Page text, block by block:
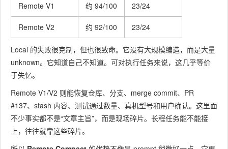
Remote V1 约 94/100 23/24
Remote V2 约 92/100 23/24
Local 的失败很克制，但也很致命。它没有大规模编造，而是大量
unknown。它知道自己不知道。可对执行任务来说，这几乎等价
于失忆。
Remote V1/V2 则能恢复仓库、分支、merge commit、PR
#137、stash 内容、测试通过数量、真机型号和用户确认。这里面
不少事实都不是“文章主旨”，而是现场碎片。长程任务能不能接
上，往往就靠这些碎片。